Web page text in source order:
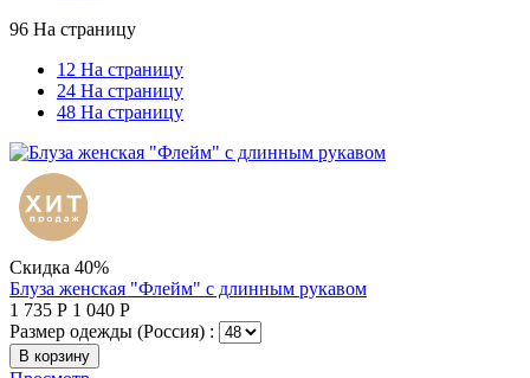
96 На страницу
12 На страницу
24 На страницу
48 На страницу
Скидка 40%
Блуза женская "Флейм" с длинным рукавом
1 735 Р 1 040 Р
Размер одежды (Россия) :
В корзину